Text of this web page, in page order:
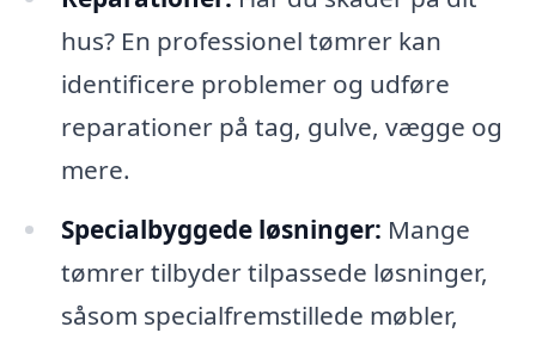
hus? En professionel tømrer kan
identificere problemer og udføre
reparationer på tag, gulve, vægge og
mere.
Specialbyggede løsninger: Mange
tømrer tilbyder tilpassede løsninger,
såsom specialfremstillede møbler,